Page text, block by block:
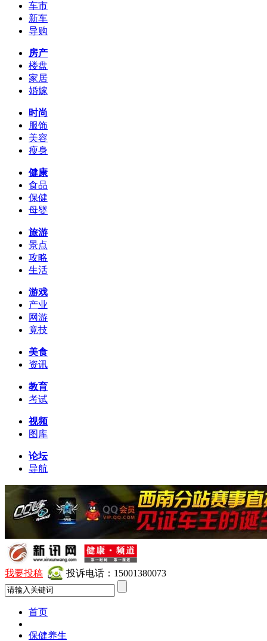
车市
新车
导购
房产
楼盘
家居
婚嫁
时尚
服饰
美容
瘦身
健康
食品
保健
母婴
旅游
景点
攻略
生活
游戏
产业
网游
竟技
美食
资讯
教育
考试
视频
图库
论坛
导航
我要投稿 投诉电话：15001380073
首页
保健养生